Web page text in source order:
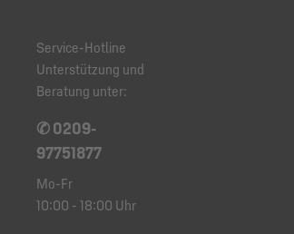
Service-Hotline
Unterstützung und
Beratung unter:
✆ 0209-
97751877
Mo-Fr
10:00 - 18:00 Uhr